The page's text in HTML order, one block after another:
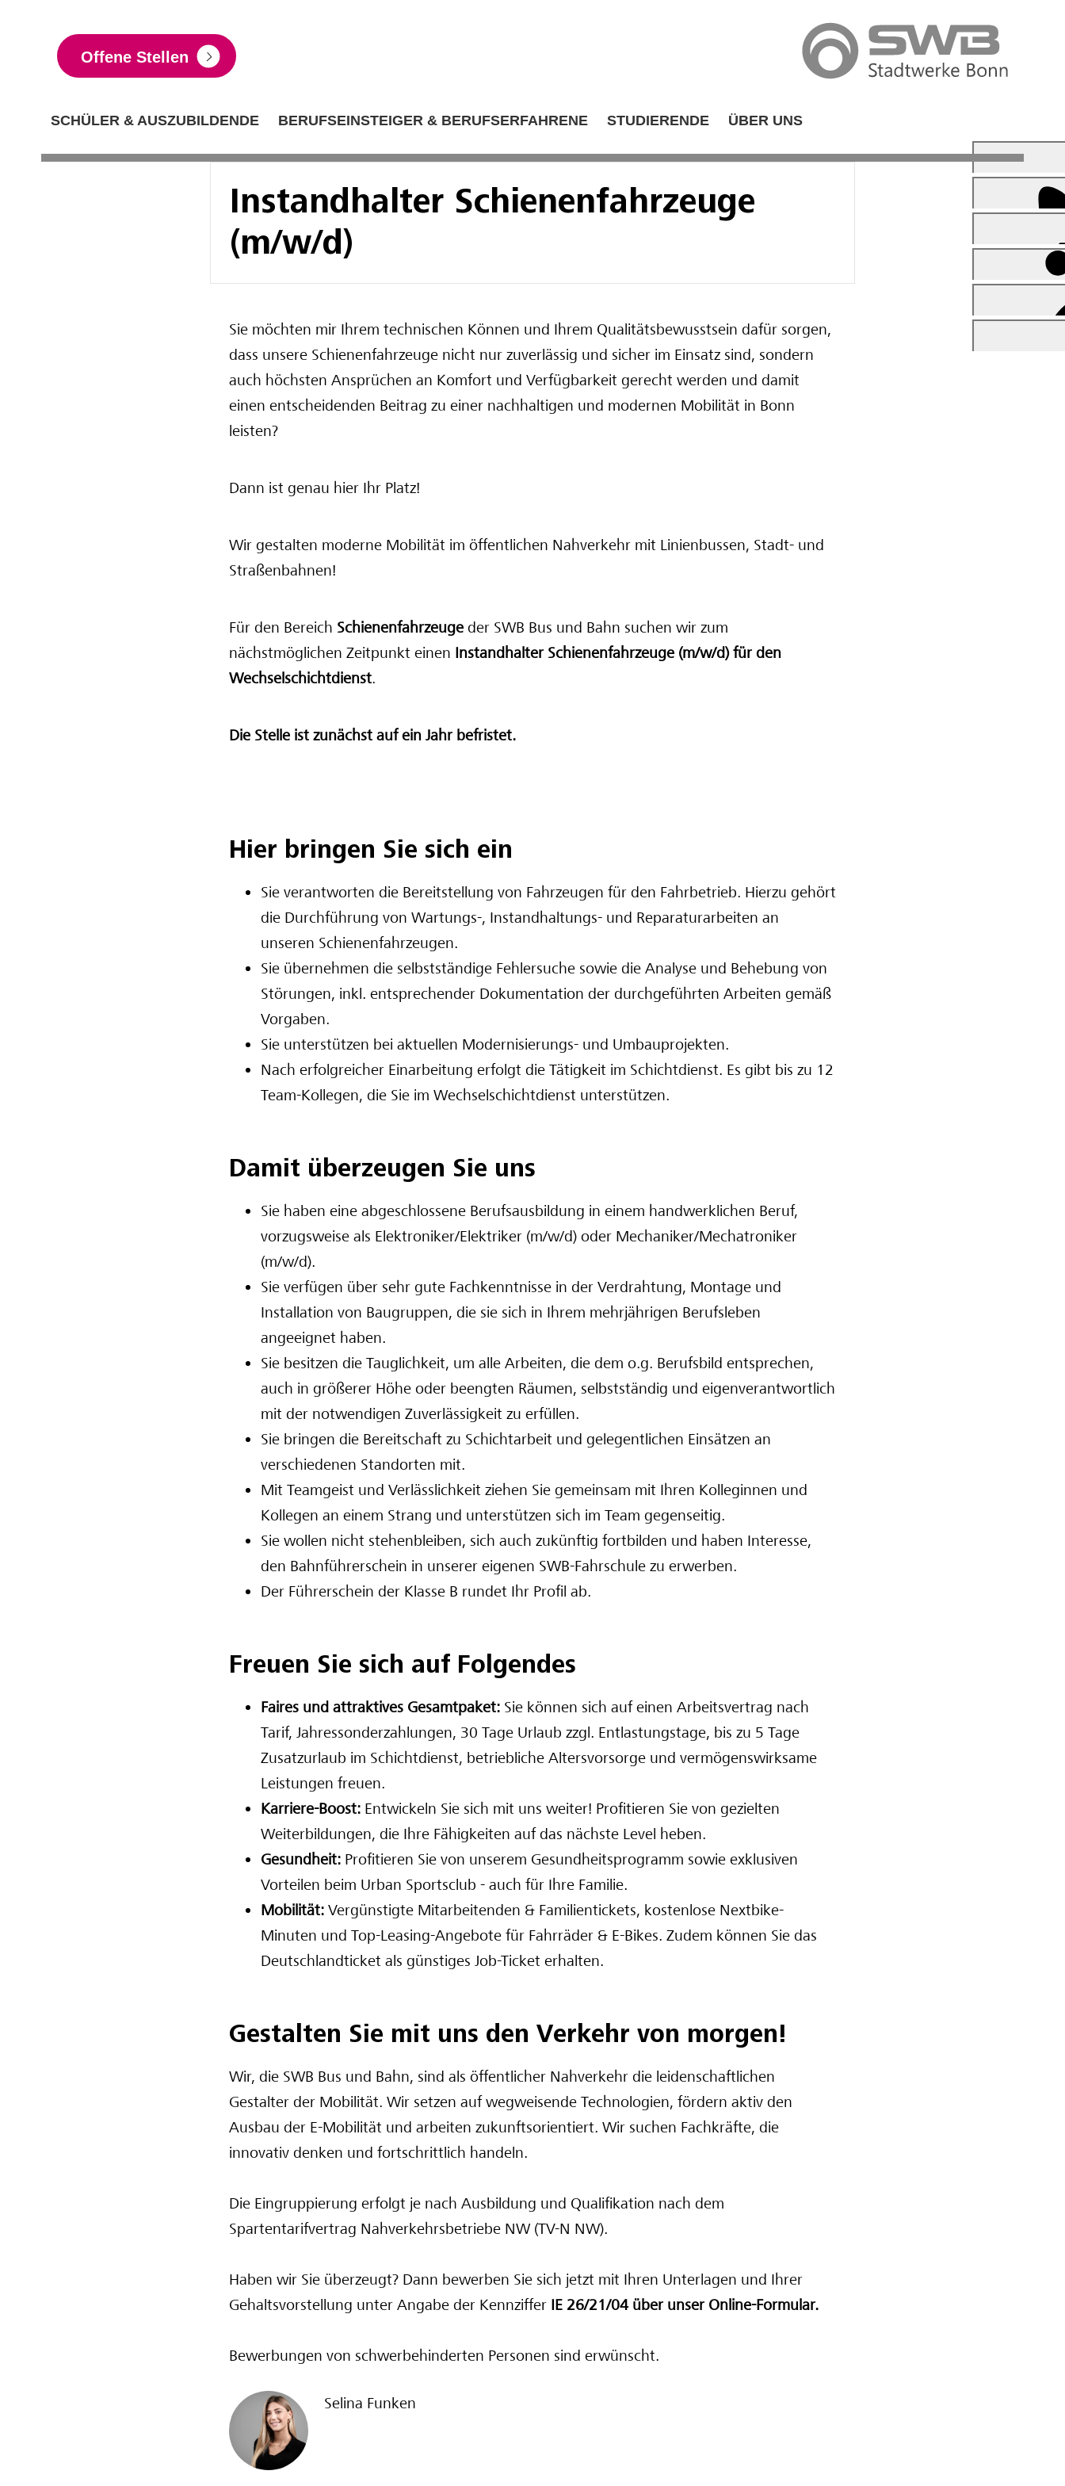
Offene Stellen
SCHÜLER & AUSZUBILDENDE BERUFSEINSTEIGER & BERUFSERFAHRENE STUDIERENDE ÜBER UNS
Instandhalter Schienenfahrzeuge
(m/w/d)
Sie möchten mir Ihrem technischen Können und Ihrem Qualitätsbewusstsein dafür sorgen,
dass unsere Schienenfahrzeuge nicht nur zuverlässig und sicher im Einsatz sind, sondern
auch höchsten Ansprüchen an Komfort und Verfügbarkeit gerecht werden und damit
einen entscheidenden Beitrag zu einer nachhaltigen und modernen Mobilität in Bonn
leisten?
Dann ist genau hier Ihr Platz!
Wir gestalten moderne Mobilität im öffentlichen Nahverkehr mit Linienbussen, Stadt- und
Straßenbahnen!
Für den Bereich Schienenfahrzeuge der SWB Bus und Bahn suchen wir zum
nächstmöglichen Zeitpunkt einen Instandhalter Schienenfahrzeuge (m/w/d) für den
Wechselschichtdienst.
Die Stelle ist zunächst auf ein Jahr befristet.
Hier bringen Sie sich ein
Sie verantworten die Bereitstellung von Fahrzeugen für den Fahrbetrieb. Hierzu gehört
die Durchführung von Wartungs-, Instandhaltungs- und Reparaturarbeiten an
unseren Schienenfahrzeugen.
Sie übernehmen die selbstständige Fehlersuche sowie die Analyse und Behebung von
Störungen, inkl. entsprechender Dokumentation der durchgeführten Arbeiten gemäß
Vorgaben.
Sie unterstützen bei aktuellen Modernisierungs- und Umbauprojekten.
Nach erfolgreicher Einarbeitung erfolgt die Tätigkeit im Schichtdienst. Es gibt bis zu 12
Team-Kollegen, die Sie im Wechselschichtdienst unterstützen.
Damit überzeugen Sie uns
Sie haben eine abgeschlossene Berufsausbildung in einem handwerklichen Beruf,
vorzugsweise als Elektroniker/Elektriker (m/w/d) oder Mechaniker/Mechatroniker
(m/w/d).
Sie verfügen über sehr gute Fachkenntnisse in der Verdrahtung, Montage und
Installation von Baugruppen, die sie sich in Ihrem mehrjährigen Berufsleben
angeeignet haben.
Sie besitzen die Tauglichkeit, um alle Arbeiten, die dem o.g. Berufsbild entsprechen,
auch in größerer Höhe oder beengten Räumen, selbstständig und eigenverantwortlich
mit der notwendigen Zuverlässigkeit zu erfüllen.
Sie bringen die Bereitschaft zu Schichtarbeit und gelegentlichen Einsätzen an
verschiedenen Standorten mit.
Mit Teamgeist und Verlässlichkeit ziehen Sie gemeinsam mit Ihren Kolleginnen und
Kollegen an einem Strang und unterstützen sich im Team gegenseitig.
Sie wollen nicht stehenbleiben, sich auch zukünftig fortbilden und haben Interesse,
den Bahnführerschein in unserer eigenen SWB-Fahrschule zu erwerben.
Der Führerschein der Klasse B rundet Ihr Profil ab.
Freuen Sie sich auf Folgendes
Faires und attraktives Gesamtpaket: Sie können sich auf einen Arbeitsvertrag nach
Tarif, Jahressonderzahlungen, 30 Tage Urlaub zzgl. Entlastungstage, bis zu 5 Tage
Zusatzurlaub im Schichtdienst, betriebliche Altersvorsorge und vermögenswirksame
Leistungen freuen.
Karriere-Boost: Entwickeln Sie sich mit uns weiter! Profitieren Sie von gezielten
Weiterbildungen, die Ihre Fähigkeiten auf das nächste Level heben.
Gesundheit: Profitieren Sie von unserem Gesundheitsprogramm sowie exklusiven
Vorteilen beim Urban Sportsclub - auch für Ihre Familie.
Mobilität: Vergünstigte Mitarbeitenden & Familientickets, kostenlose Nextbike-
Minuten und Top-Leasing-Angebote für Fahrräder & E-Bikes. Zudem können Sie das
Deutschlandticket als günstiges Job-Ticket erhalten.
Gestalten Sie mit uns den Verkehr von morgen!
Wir, die SWB Bus und Bahn, sind als öffentlicher Nahverkehr die leidenschaftlichen
Gestalter der Mobilität. Wir setzen auf wegweisende Technologien, fördern aktiv den
Ausbau der E-Mobilität und arbeiten zukunftsorientiert. Wir suchen Fachkräfte, die
innovativ denken und fortschrittlich handeln.
Die Eingruppierung erfolgt je nach Ausbildung und Qualifikation nach dem
Spartentarifvertrag Nahverkehrsbetriebe NW (TV-N NW).
Haben wir Sie überzeugt? Dann bewerben Sie sich jetzt mit Ihren Unterlagen und Ihrer
Gehaltsvorstellung unter Angabe der Kennziffer IE 26/21/04 über unser Online-Formular.
Bewerbungen von schwerbehinderten Personen sind erwünscht.
Selina Funken